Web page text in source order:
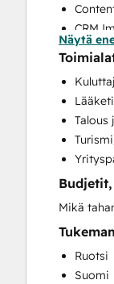
CRM
Email
Paid
Sales
Sales
Sales
Social
Näytä
Talous
Mikä
Ruotsi
Suomi